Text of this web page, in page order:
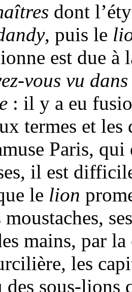
dont
, puis le
est due à
vous vu
: il y a eu
termes et
Paris,
il est
le lion
moustaches,
mains, par
les
sous-lions